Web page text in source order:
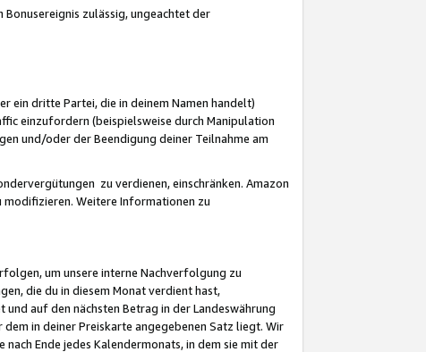
zulässig, ungeachtet der
ein dritte Partei, die in deinem Namen handelt)
einzufordern (beispielsweise durch Manipulation
und/oder der Beendigung deiner Teilnahme am
zu verdienen, einschränken. Amazon
modifizieren. Weitere Informationen zu
um unsere interne Nachverfolgung zu
die du in diesem Monat verdient hast,
auf den nächsten Betrag in der Landeswährung
in deiner Preiskarte angegebenen Satz liegt. Wir
Ende jedes Kalendermonats, in dem sie mit der